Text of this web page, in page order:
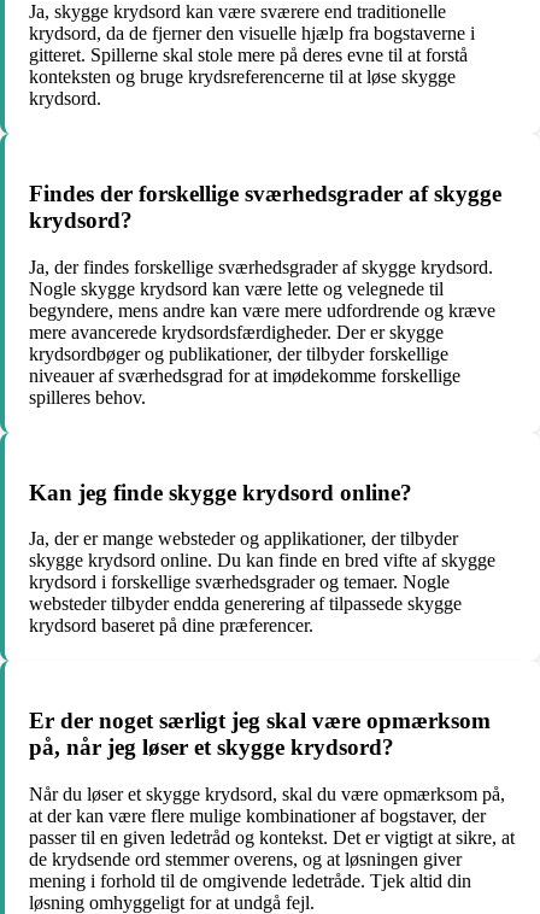
Ja, skygge krydsord kan være sværere end traditionelle
krydsord, da de fjerner den visuelle hjælp fra bogstaverne i
gitteret. Spillerne skal stole mere på deres evne til at forstå
konteksten og bruge krydsreferencerne til at løse skygge
krydsord.
Findes der forskellige sværhedsgrader af skygge
krydsord?
Ja, der findes forskellige sværhedsgrader af skygge krydsord.
Nogle skygge krydsord kan være lette og velegnede til
begyndere, mens andre kan være mere udfordrende og kræve
mere avancerede krydsordsfærdigheder. Der er skygge
krydsordbøger og publikationer, der tilbyder forskellige
niveauer af sværhedsgrad for at imødekomme forskellige
spilleres behov.
Kan jeg finde skygge krydsord online?
Ja, der er mange websteder og applikationer, der tilbyder
skygge krydsord online. Du kan finde en bred vifte af skygge
krydsord i forskellige sværhedsgrader og temaer. Nogle
websteder tilbyder endda generering af tilpassede skygge
krydsord baseret på dine præferencer.
Er der noget særligt jeg skal være opmærksom
på, når jeg løser et skygge krydsord?
Når du løser et skygge krydsord, skal du være opmærksom på,
at der kan være flere mulige kombinationer af bogstaver, der
passer til en given ledetråd og kontekst. Det er vigtigt at sikre, at
de krydsende ord stemmer overens, og at løsningen giver
mening i forhold til de omgivende ledetråde. Tjek altid din
løsning omhyggeligt for at undgå fejl.